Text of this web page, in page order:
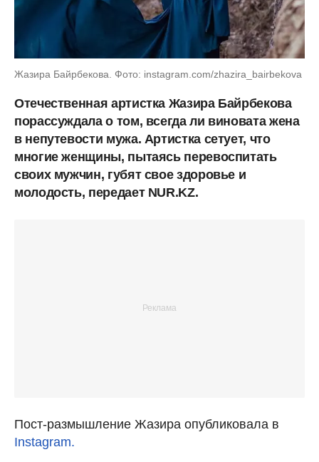
Жазира Байрбекова. Фото: instagram.com/zhazira_bairbekova
Отечественная артистка Жазира Байрбекова
порассуждала о том, всегда ли виновата жена
в непутевости мужа. Артистка сетует, что
многие женщины, пытаясь перевоспитать
своих мужчин, губят свое здоровье и
молодость, передает NUR.KZ.
Пост-размышление Жазира опубликовала в
Instagram.